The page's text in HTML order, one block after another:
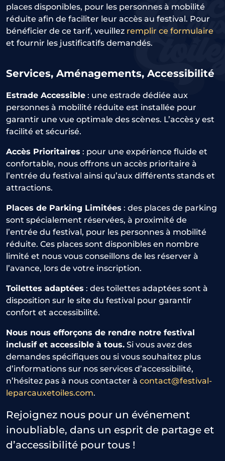
places disponibles, pour les personnes à mobilité
réduite afin de faciliter leur accès au festival. Pour
bénéficier de ce tarif, veuillez remplir ce formulaire
et fournir les justificatifs demandés.
Services, Aménagements, Accessibilité
Estrade Accessible : une estrade dédiée aux
personnes à mobilité réduite est installée pour
garantir une vue optimale des scènes. L’accès y est
facilité et sécurisé.
Accès Prioritaires : pour une expérience fluide et
confortable, nous offrons un accès prioritaire à
l’entrée du festival ainsi qu’aux différents stands et
attractions.
Places de Parking Limitées : des places de parking
sont spécialement réservées, à proximité de
l’entrée du festival, pour les personnes à mobilité
réduite. Ces places sont disponibles en nombre
limité et nous vous conseillons de les réserver à
l’avance, lors de votre inscription.
Toilettes adaptées : des toilettes adaptées sont à
disposition sur le site du festival pour garantir
confort et accessibilité.
Nous nous efforçons de rendre notre festival
inclusif et accessible à tous. Si vous avez des
demandes spécifiques ou si vous souhaitez plus
d’informations sur nos services d’accessibilité,
n’hésitez pas à nous contacter à contact@festival-
leparcauxetoiles.com.
Rejoignez nous pour un événement
inoubliable, dans un esprit de partage et
d’accessibilité pour tous !